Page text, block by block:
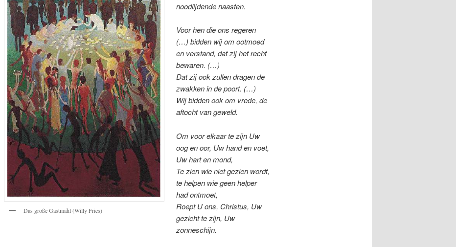
Das große Gastmahl (Willy Fries)
noodlijdende naasten.
Voor hen die ons regeren
(…) bidden wij om ootmoed
en verstand, dat zij het recht
bewaren. (…)
Dat zij ook zullen dragen de
zwakken in de poort. (…)
Wij bidden ook om vrede, de
aftocht van geweld.
Om voor elkaar te zijn Uw
oog en oor, Uw hand en voet,
Uw hart en mond,
Te zien wie niet gezien wordt,
te helpen wie geen helper
had ontmoet,
Roept U ons, Christus, Uw
gezicht te zijn, Uw
zonneschijn.